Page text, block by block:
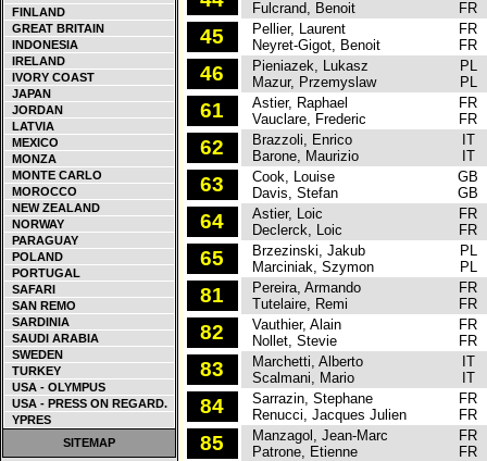
FINLAND
GREAT BRITAIN
INDONESIA
IRELAND
IVORY COAST
JAPAN
JORDAN
LATVIA
MEXICO
MONZA
MONTE CARLO
MOROCCO
NEW ZEALAND
NORWAY
PARAGUAY
POLAND
PORTUGAL
SAFARI
SAN REMO
SARDINIA
SAUDI ARABIA
SWEDEN
TURKEY
USA - OLYMPUS
USA - PRESS ON REGARD.
YPRES
SITEMAP
Fulcrand, Benoit
FR
45
Pellier, Laurent
Neyret-Gigot, Benoit
FR
FR
46
Pieniazek, Lukasz
Mazur, Przemyslaw
PL
PL
61
Astier, Raphael
Vauclare, Frederic
FR
FR
62
Brazzoli, Enrico
Barone, Maurizio
IT
IT
63
Cook, Louise
Davis, Stefan
GB
GB
64
Astier, Loic
Declerck, Loic
FR
FR
65
Brzezinski, Jakub
Marciniak, Szymon
PL
PL
81
Pereira, Armando
Tutelaire, Remi
FR
FR
82
Vauthier, Alain
Nollet, Stevie
FR
FR
83
Marchetti, Alberto
Scalmani, Mario
IT
IT
84
Sarrazin, Stephane
Renucci, Jacques Julien
FR
FR
85
Manzagol, Jean-Marc
Patrone, Etienne
FR
FR